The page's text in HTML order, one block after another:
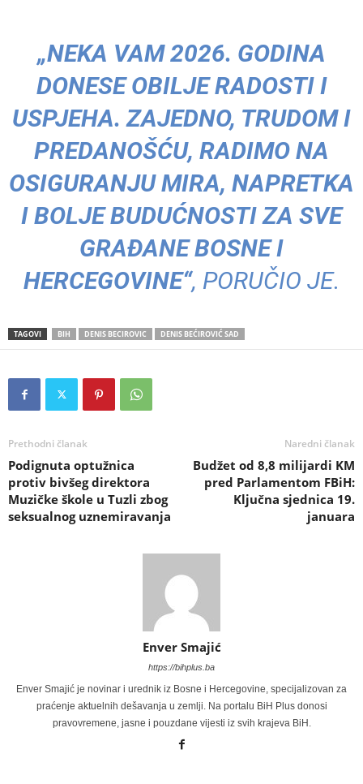
„NEKA VAM 2026. GODINA
DONESE OBILJE RADOSTI I
USPJEHA. ZAJEDNO, TRUDOM I
PREDANOŠĆU, RADIMO NA
OSIGURANJU MIRA, NAPRETKA
I BOLJE BUDUĆNOSTI ZA SVE
GRAĐANE BOSNE I
HERCEGOVINE“, PORUČIO JE.
TAGOVI BIH DENIS BECIROVIC DENIS BEĆIROVIĆ SAD
Prethodni članak
Podignuta optužnica
protiv bivšeg direktora
Muzičke škole u Tuzli zbog
seksualnog uznemiravanja
Naredni članak
Budžet od 8,8 milijardi KM
pred Parlamentom FBiH:
Ključna sjednica 19.
januara
Enver Smajić
https://bihplus.ba
Enver Smajić je novinar i urednik iz Bosne i Hercegovine, specijalizovan za
praćenje aktuelnih dešavanja u zemlji. Na portalu BiH Plus donosi
pravovremene, jasne i pouzdane vijesti iz svih krajeva BiH.